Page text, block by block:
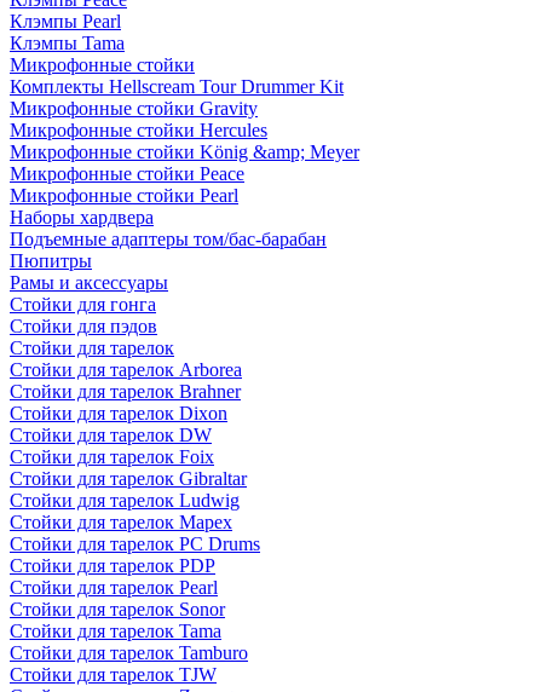
Клэмпы Pearl
Клэмпы Tama
Микрофонные стойки
Комплекты Hellscream Tour Drummer Kit
Микрофонные стойки Gravity
Микрофонные стойки Hercules
Микрофонные стойки König &amp; Meyer
Микрофонные стойки Peace
Микрофонные стойки Pearl
Наборы хардвера
Подъемные адаптеры том/бас-барабан
Пюпитры
Рамы и аксессуары
Стойки для гонга
Стойки для пэдов
Стойки для тарелок
Стойки для тарелок Arborea
Стойки для тарелок Brahner
Стойки для тарелок Dixon
Стойки для тарелок DW
Стойки для тарелок Foix
Стойки для тарелок Gibraltar
Стойки для тарелок Ludwig
Стойки для тарелок Mapex
Стойки для тарелок PC Drums
Стойки для тарелок PDP
Стойки для тарелок Pearl
Стойки для тарелок Sonor
Стойки для тарелок Tama
Стойки для тарелок Tamburo
Стойки для тарелок TJW